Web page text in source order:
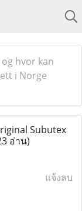
hvor kan
i Norge
Subutex
อ่าน)
แจ้งลบ